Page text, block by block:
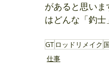
があると思い
はどんな「釣士
GT ロッドリメイク
仕事